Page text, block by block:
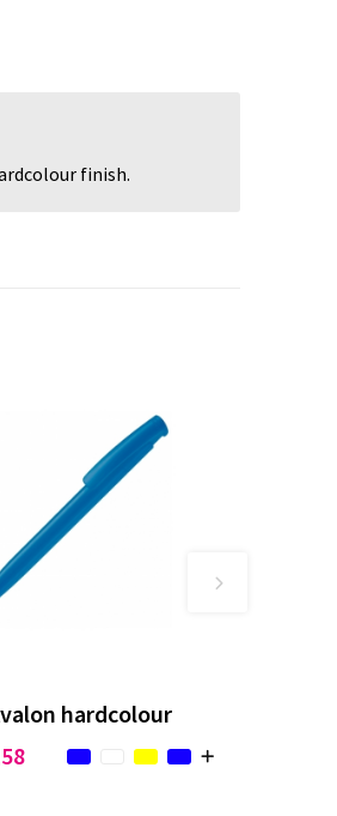
finish.
hardcolour